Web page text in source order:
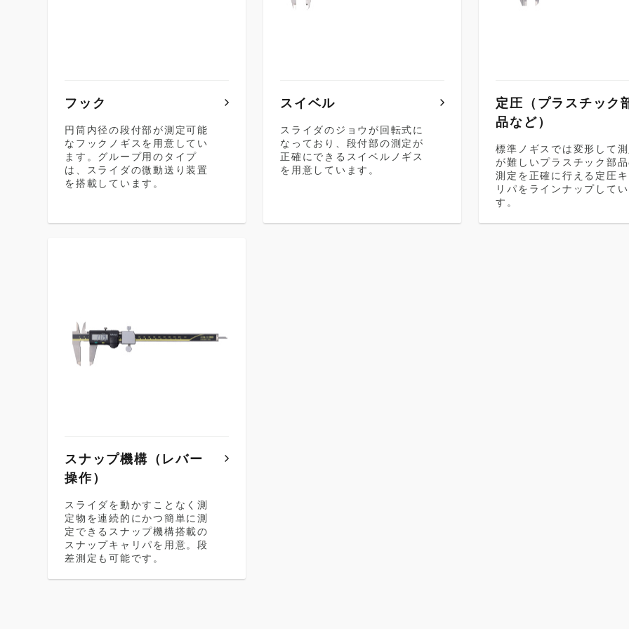
フック
円筒内径の段付部が測定可能
なフックノギスを用意してい
ます。グループ用のタイプ
は、スライダの微動送り装置
を搭載しています。
スイベル
スライダのジョウが回転式に
なっており、段付部の測定が
正確にできるスイベルノギス
を用意しています。
定圧（プラスチック
品など）
標準ノギスでは変形して測
が難しいプラスチック部
測定を正確に行える定圧キ
リパをラインナップしてい
す。
スナップ機構（レバー
操作）
スライダを動かすことなく測
定物を連続的にかつ簡単に測
定できるスナップ機構搭載の
スナップキャリパを用意。段
差測定も可能です。